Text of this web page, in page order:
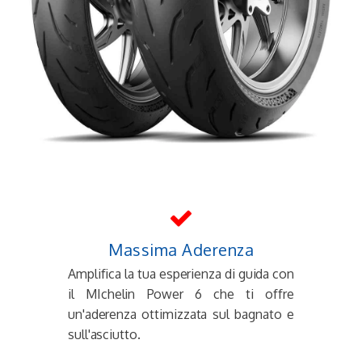
Massima Aderenza
Amplifica la tua esperienza di guida con
il MIchelin Power 6 che ti offre
un'aderenza ottimizzata sul bagnato e
sull'asciutto.